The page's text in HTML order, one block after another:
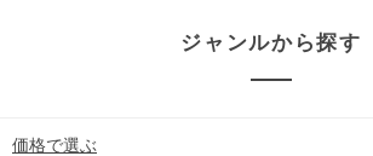
ジャンルから探す
価格で選ぶ